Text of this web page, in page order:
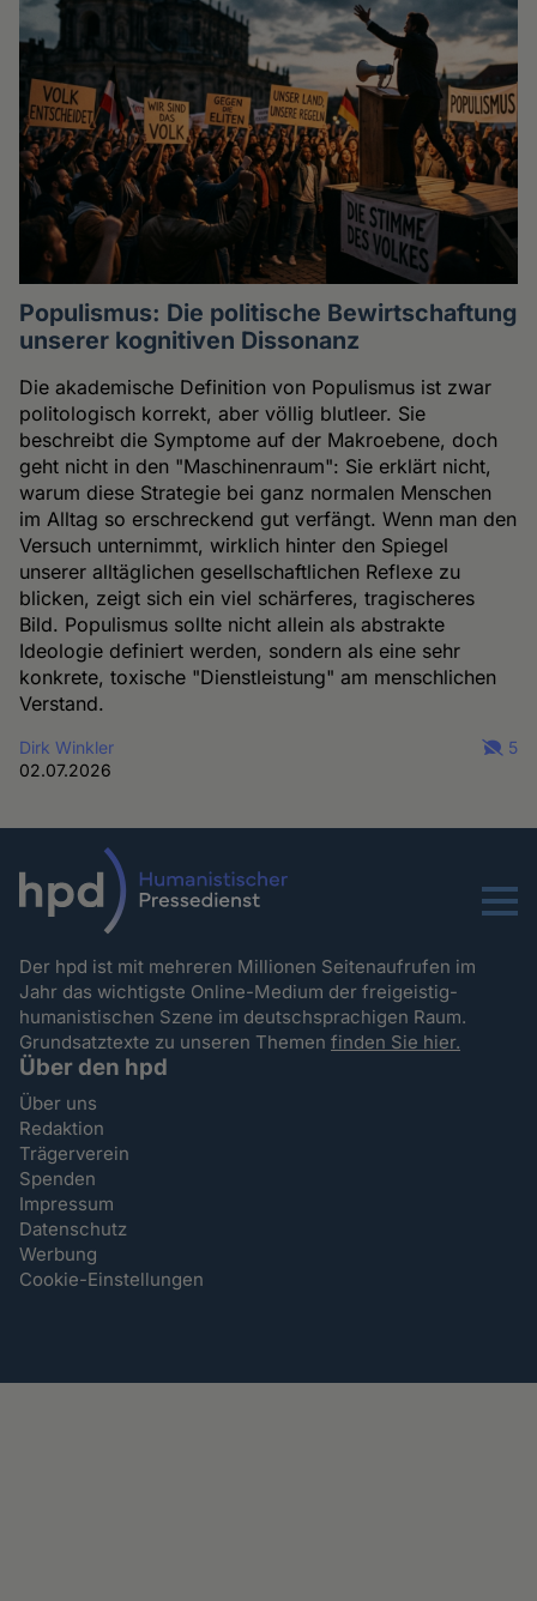
Populismus: Die politische Bewirtschaftung
unserer kognitiven Dissonanz
Die akademische Definition von Populismus ist zwar
politologisch korrekt, aber völlig blutleer. Sie
beschreibt die Symptome auf der Makroebene, doch
geht nicht in den "Maschinenraum": Sie erklärt nicht,
warum diese Strategie bei ganz normalen Menschen
im Alltag so erschreckend gut verfängt. Wenn man den
Versuch unternimmt, wirklich hinter den Spiegel
unserer alltäglichen gesellschaftlichen Reflexe zu
blicken, zeigt sich ein viel schärferes, tragischeres
Bild. Populismus sollte nicht allein als abstrakte
Ideologie definiert werden, sondern als eine sehr
konkrete, toxische "Dienstleistung" am menschlichen
Verstand.
Dirk Winkler
02.07.2026
5
Menu
Der hpd ist mit mehreren Millionen Seitenaufrufen im
Jahr das wichtigste Online-Medium der freigeistig-
humanistischen Szene im deutschsprachigen Raum.
Grundsatztexte zu unseren Themenfinden Sie hier.
Über den hpd
Über uns
Redaktion
Trägerverein
Spenden
Impressum
Datenschutz
Werbung
Cookie-Einstellungen